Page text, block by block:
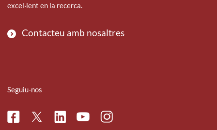
excel·lent en la recerca.
Contacteu amb nosaltres
Seguiu-nos
FacebookTwitterLinkedinYoutubeInstagram